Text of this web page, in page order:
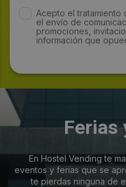
Acepto el tratamiento
el envío de
promociones,
información que
Ferias
En Hostel Vending te
eventos y ferias que se
te pierdas ninguna de